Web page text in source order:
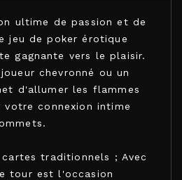
ultime de passion et de
jeu de poker érotique
gagnante vers le plaisir.
chevronné ou un
d'allumer les flammes
connexion intime
traditionnels ; Avec
tour est l'occasion